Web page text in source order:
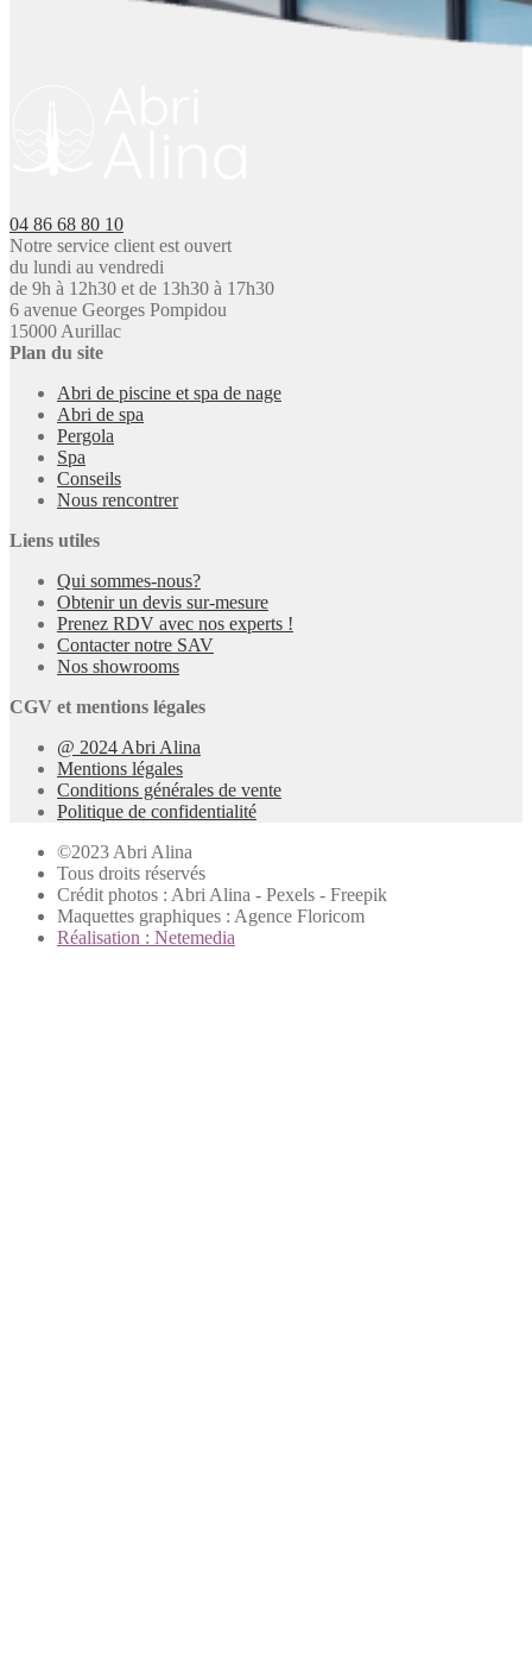
04 86 68 80 10
Notre service client est ouvert
du lundi au vendredi
de 9h à 12h30 et de 13h30 à 17h30
6 avenue Georges Pompidou
15000 Aurillac
Plan du site
Abri de piscine et spa de nage
Abri de spa
Pergola
Spa
Conseils
Nous rencontrer
Liens utiles
Qui sommes-nous?
Obtenir un devis sur-mesure
Prenez RDV avec nos experts !
Contacter notre SAV
Nos showrooms
CGV et mentions légales
@ 2024 Abri Alina
Mentions légales
Conditions générales de vente
Politique de confidentialité
©2023 Abri Alina
Tous droits réservés
Crédit photos : Abri Alina - Pexels - Freepik
Maquettes graphiques : Agence Floricom
Réalisation : Netemedia